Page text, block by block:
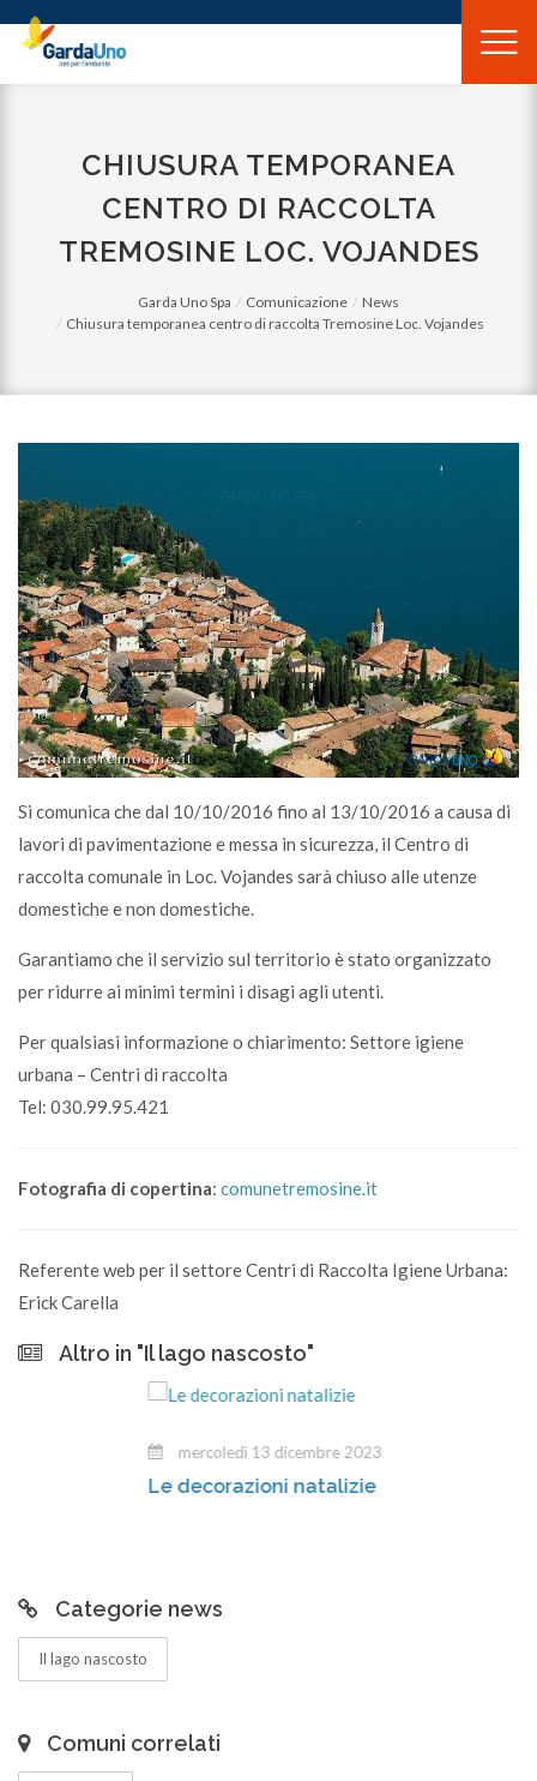
Gardauno
Spa
CHIUSURA TEMPORANEA
CENTRO DI RACCOLTA
TREMOSINE LOC. VOJANDES
Garda Uno Spa Comunicazione
News
Chiusura temporanea centro di raccolta Tremosine Loc. Vojandes
Si comunica che dal 10/10/2016 fino al 13/10/2016 a causa di
lavori di pavimentazione e messa in sicurezza, il Centro di
raccolta comunale in Loc. Vojandes sarà chiuso alle utenze
domestiche e non domestiche.
Garantiamo che il servizio sul territorio è stato organizzato
per ridurre ai minimi termini i disagi agli utenti.
Per qualsiasi informazione o chiarimento: Settore igiene
urbana – Centri di raccolta
Tel: 030.99.95.421
Fotografia di copertina: comunetremosine.it
Referente web per il settore Centri di Raccolta Igiene Urbana:
Erick Carella
Altro in "Il lago nascosto"
mercoledì 13 dicembre 2023
Le decorazioni natalizie
Categorie news
Il lago nascosto
Comuni correlati